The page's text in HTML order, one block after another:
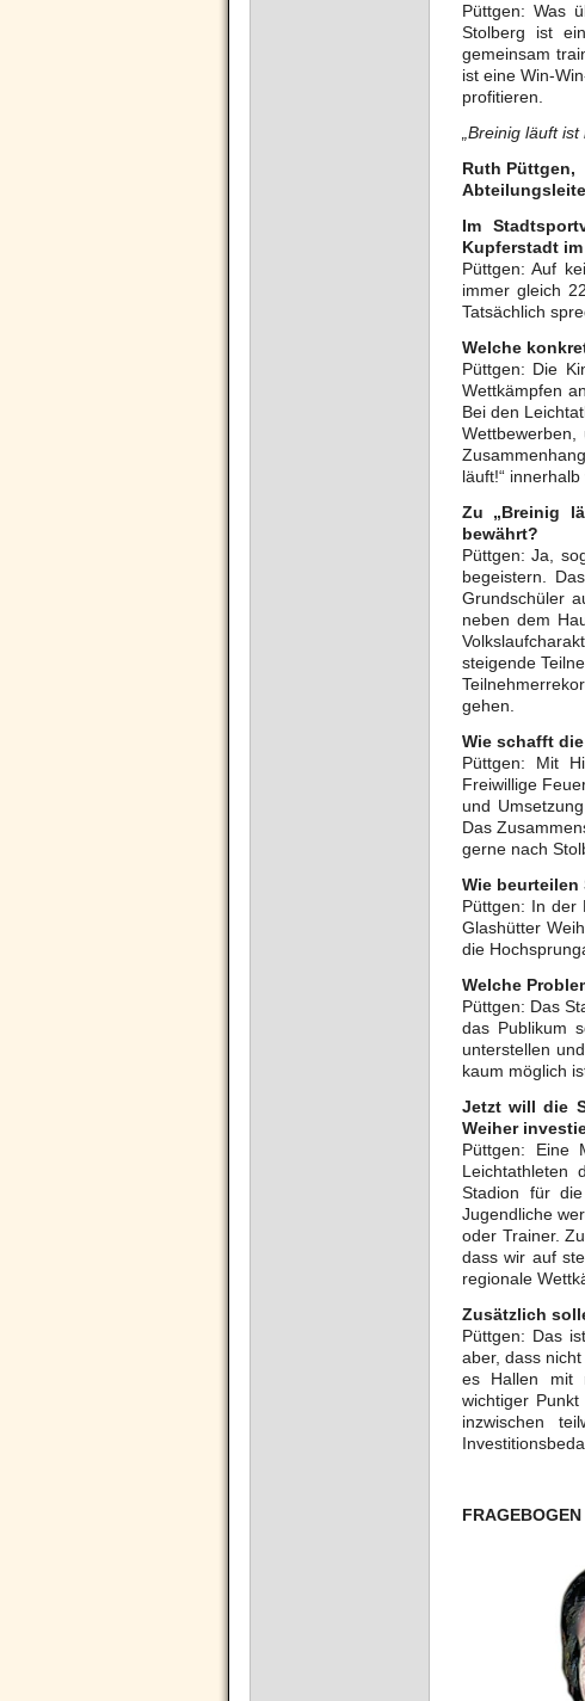
Püttgen: Was
Stolberg ist
gemeinsam
ist eine Win-
profitieren.
„Breinig läuft
Ruth Püttgen,
Im
Kupferstadt
Püttgen: Auf
immer gleich
Tatsächlich
Welche
Püttgen: Die
Wettkämpfen
Bei den
läuft!“
Zu „Breinig
bewährt?
Püttgen: Ja,
begeistern.
Grundschüler
neben dem
steigende
gehen.
Wie schafft
Püttgen: Mit
Freiwillige
und
Das
gerne nach
Wie
Püttgen: In der
Glashütter
die
Welche
Püttgen: Das
das Publikum
unterstellen
kaum möglich
Jetzt will die
Weiher
Püttgen: Eine
Leichtathleten
Stadion für
Jugendliche
oder Trainer.
dass wir auf
regionale
Zusätzlich
Püttgen: Das
aber, dass
es Hallen mit
wichtiger
inzwischen
FRAGEBOGEN